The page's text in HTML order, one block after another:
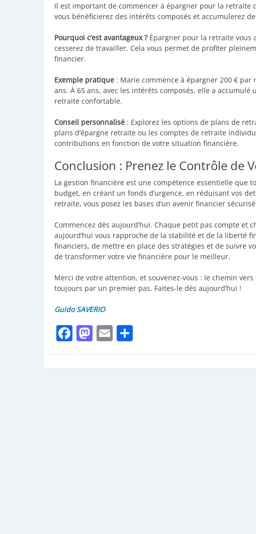
Il est important de commencer à épargner pour la retraite
vous bénéficierez des intérêts composés et accumulerez
Pourquoi c’est avantageux ?Épargner pour la retraite vous
cesserez de travailler. Cela vous permet de profiter
financier.
Exemple pratique : Marie commence à épargner 200 €
ans. À 65 ans, avec les intérêts composés, elle a
retraite confortable.
Conseil personnalisé : Explorez les options de plans de
plans d’épargne retraite ou les comptes de retraite
contributions en fonction de votre situation financière.
Conclusion : Prenez le Contrôle de
La gestion financière est une compétence essentielle que
budget, en créant un fonds d’urgence, en réduisant vos
retraite, vous posez les bases d’un avenir financier
Commencez dès aujourd’hui. Chaque petit pas compte et
aujourd’hui vous rapproche de la stabilité et de la liberté
financiers, de mettre en place des stratégies et de suivre
de transformer votre vie financière pour le meilleur.
Merci de votre attention, et souvenez-vous : le chemin
toujours par un premier pas. Faites-le dès aujourd’hui !
Guido SAVERIO
Facebook
Mastodon
Email